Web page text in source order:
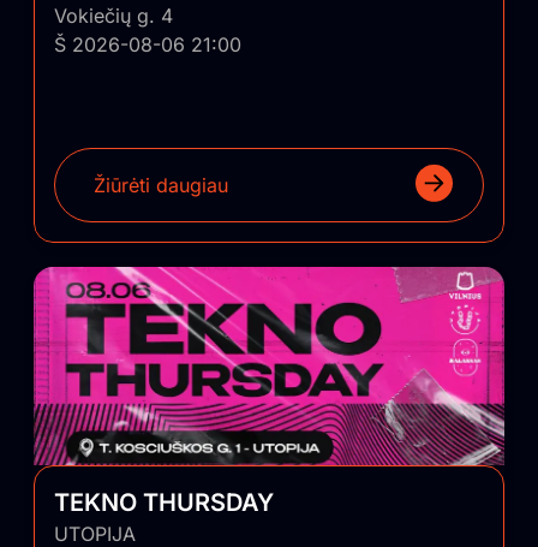
Vokiečių g. 4
Š 2026-08-06 21:00
Žiūrėti daugiau
TEKNO THURSDAY
UTOPIJA